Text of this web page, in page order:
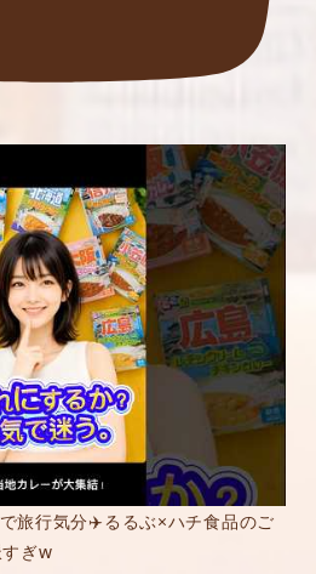
旅行気分✈️るるぶ×ハチ食品のご
ぎw